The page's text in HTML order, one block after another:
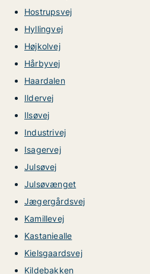
Hostrupsvej
Hyllingvej
Højkolvej
Hårbyvej
Haardalen
Ildervej
Ilsøvej
Industrivej
Isagervej
Julsøvej
Julsøvænget
Jægergårdsvej
Kamillevej
Kastaniealle
Kielsgaardsvej
Kildebakken